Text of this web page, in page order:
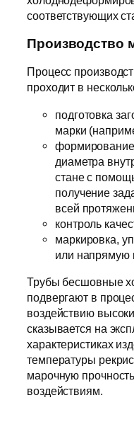
соответствующих
Производство
Процесс
проходит в
подготовка
марки
формирование
диаметра
стане с
получение
всей
контроль
маркировка,
или напрямую
Трубы бесшовные
подвергают в
воздействию
сказывается на
характеристиках
температуры
марочную
воздействиям.